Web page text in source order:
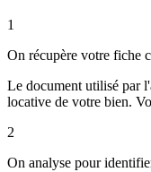
1
On récupère votre fiche
Le document utilisé par
locative de votre bien.
2
On analyse pour